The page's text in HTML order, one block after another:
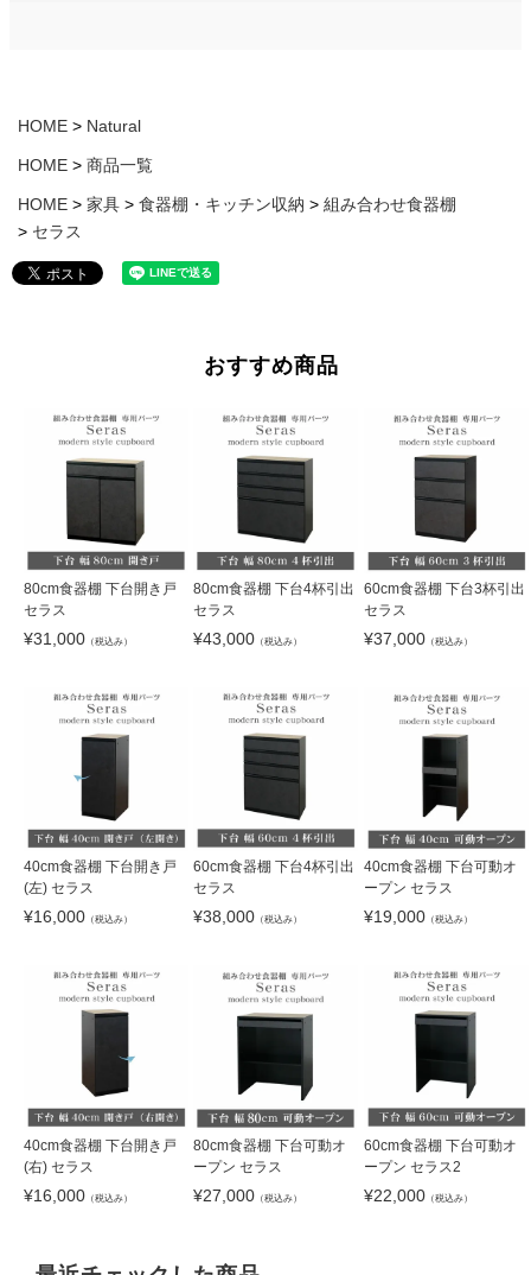
HOME Natural
HOME 商品一覧
HOME 家具 食器棚・キッチン収納
組み合わせ食器棚
セラス
おすすめ商品
80cm食器棚 下台開き戸
セラス
¥31,000 （税込み）
80cm食器棚 下台4杯引出
セラス
¥43,000 （税込み）
60cm食器棚 下台3杯引出
セラス
¥37,000（税込み）
40cm食器棚 下台開き戸
(左) セラス
¥16,000 （税込み）
60cm食器棚 下台4杯引出
セラス
¥38,000 （税込み）
40cm食器棚 下台可動オ
ープン セラス
¥19,000（税込み）
40cm食器棚 下台開き戸
(右) セラス
¥16,000 （税込み）
80cm食器棚 下台可動オ
ープン セラス
¥27,000 （税込み）
60cm食器棚 下台可動オ
ープン セラス2
¥22,000（税込み）